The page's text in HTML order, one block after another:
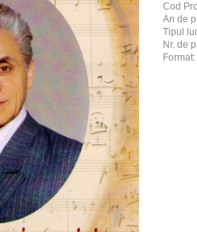
Cod
An de
Tipul
Nr. de
Format: